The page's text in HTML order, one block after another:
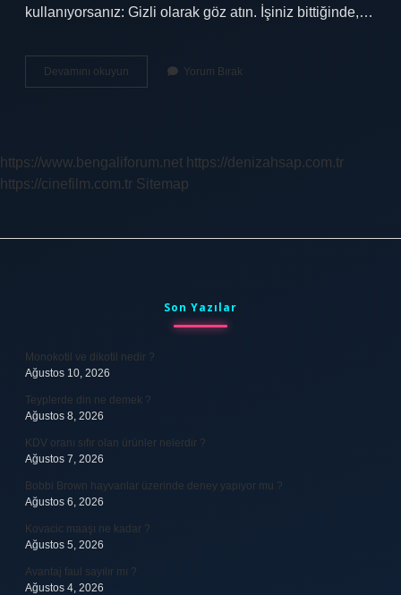
kullanıyorsanız: Gizli olarak göz atın. İşiniz bittiğinde,…
Devamını okuyun
Kapalı
Yorum Bırak
https://www.bengaliforum.net https://denizahsap.com.tr
https://cinefilm.com.tr Sitemap
Son Yazılar
Monokotil ve dikotil nedir ?
Ağustos 10, 2026
Teyplerde din ne demek ?
Ağustos 8, 2026
KDV oranı sıfır olan ürünler nelerdir ?
Ağustos 7, 2026
Bobbi Brown hayvanlar üzerinde deney yapıyor mu ?
Ağustos 6, 2026
Kovacic maaşı ne kadar ?
Ağustos 5, 2026
Avantaj faul sayılır mı ?
Ağustos 4, 2026